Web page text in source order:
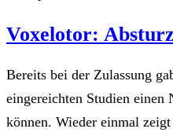
Voxelotor:
Bereits bei der Zulassung
eingereichten Studien einen
können. Wieder einmal